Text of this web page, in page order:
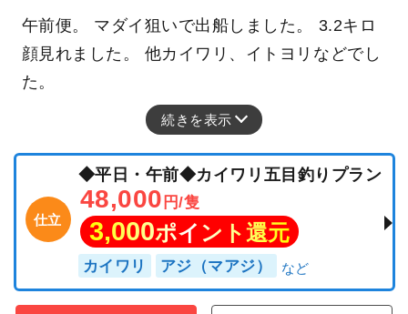
午前便。 マダイ狙いで出船しました。 3.2キロ
顔見れました。 他カイワリ、イトヨリなどでし
た。
続きを表示
仕立
◆平日・午前◆カイワリ五目釣りプラン
48,000 円/隻
3,000ポイント還元
カイワリ アジ（マアジ）